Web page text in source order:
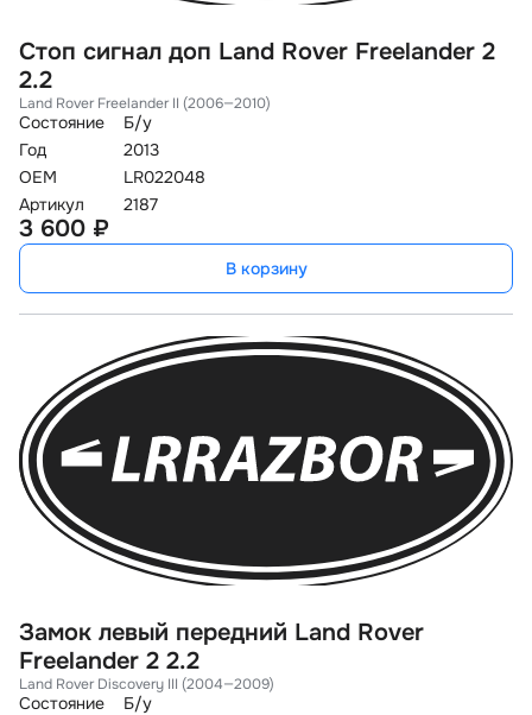
Стоп сигнал доп Land Rover Freelander 2
2.2
Land Rover Freelander II (2006—2010)
Состояние
Б/у
Год
2013
OEM
LR022048
Артикул
2187
3 600 ₽
В корзину
Замок левый передний Land Rover
Freelander 2 2.2
Land Rover Discovery III (2004—2009)
Состояние
Б/у